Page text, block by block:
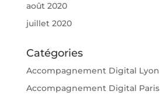
août 2020
juillet 2020
Catégories
Accompagnement Digital Lyon
Accompagnement Digital Paris